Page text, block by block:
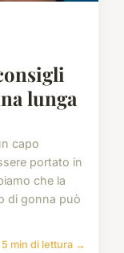
lunga
capo
portato in
che la
di gonna può
5 min di lettura →